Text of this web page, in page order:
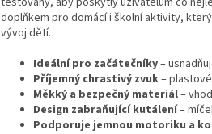
doplňkem pro domácí i školní aktivity,
vývoj dětí.
Ideální pro začátečníky–
Příjemný chrastivý zvuk–
Měkký a bezpečný materiál–
Design zabraňující kutálení–
Podporuje jemnou motoriku a